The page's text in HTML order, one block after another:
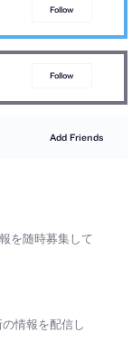
Follow
Follow
Add Friends
を随時募集して
情報を配信し